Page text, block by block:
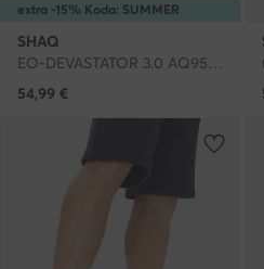
extra -15% Koda: SUMMER
SHAQ
EO-DEVASTATOR 3.0 AQ95078Y-UZ · Čevlji za košarko
54,99 €